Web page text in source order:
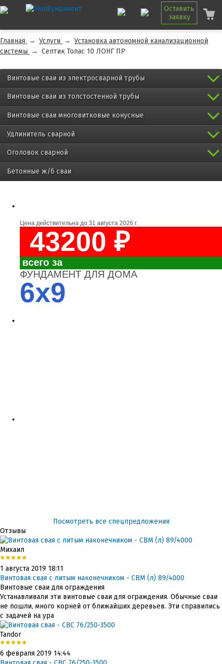
Оставить
заявку
Главная → Услуги → Установка автономной канализационной
системы → Септик Топас 10 ЛОНГ ПР
Винтовые сваи из электросварной трубы
Винтовые сваи из толстостенной трубы
Винтовые сваи многовитковые конусные
Удлинитель сварной
Оголовок сварной
Бетонные ж/б сваи
Цена действительна до 31 августа 2026 г.
43200 ₽
всего за
ФУНДАМЕНТ ДЛЯ ДОМА
6x9
Посмотреть все спецпредложения
Отзывы
Михаил
1 августа 2019 18:11
Винтовая свая с литым наконечником - СВМ (л) 89/4000
Винтовые сваи для ограждения
Устанавливали эти винтовые сваи для ограждения. Обычные сваи
не пошли, много корней от ближайших деревьев. Эти справились
с задачей на ура
Tandor
6 февраля 2019 14:44